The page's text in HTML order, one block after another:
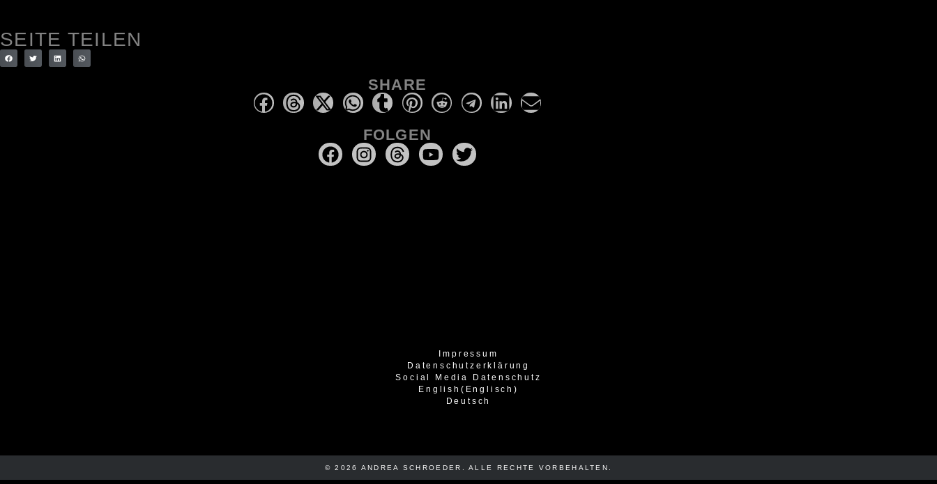
SEITE TEILEN
SHARE
FOLGEN
Impressum
Datenschutzerklärung
Social Media Datenschutz
English ( Englisch )
Deutsch
© 2026 ANDREA SCHROEDER. ALLE RECHTE VORBEHALTEN.